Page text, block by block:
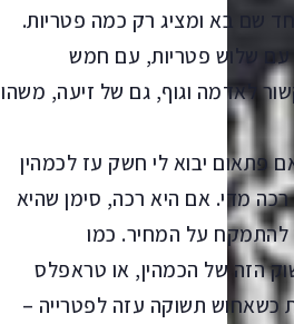
שם בא ומציג רק כמה פטריות.
עם שלוש פטריות, עם חמש
לאדמה וגוף, גם של זיעה, משהו
פתאום יבוא לי חשק עז לכמהין
רכה מדי. אם היא רכה, סימן שהיא
להתמקח על המחיר. כמו
הזה של הכמהין, או טראפלס
כשאחוש תשוקה עזה לפטרייה –